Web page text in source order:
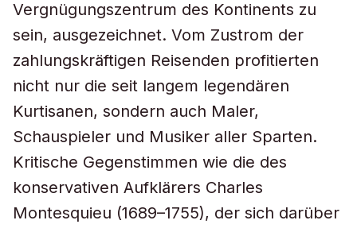
Vergnügungszentrum des Kontinents zu
sein, ausgezeichnet. Vom Zustrom der
zahlungskräftigen Reisenden profitierten
nicht nur die seit langem legendären
Kurtisanen, sondern auch Maler,
Schauspieler und Musiker aller Sparten.
Kritische Gegenstimmen wie die des
konservativen Aufklärers Charles
Montesquieu (1689–1755), der sich darüber